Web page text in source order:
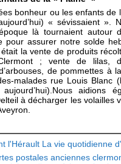
bonheur ou les enfants de
« sévissaient ».
là tournaient autour
pour assurer notre solde
la vente de produits
; vente de lilas,
de pommettes à
malades rue Louis Blanc
aidions
à décharger les volailles
l'Hérault La vie quotidienne
postales anciennes